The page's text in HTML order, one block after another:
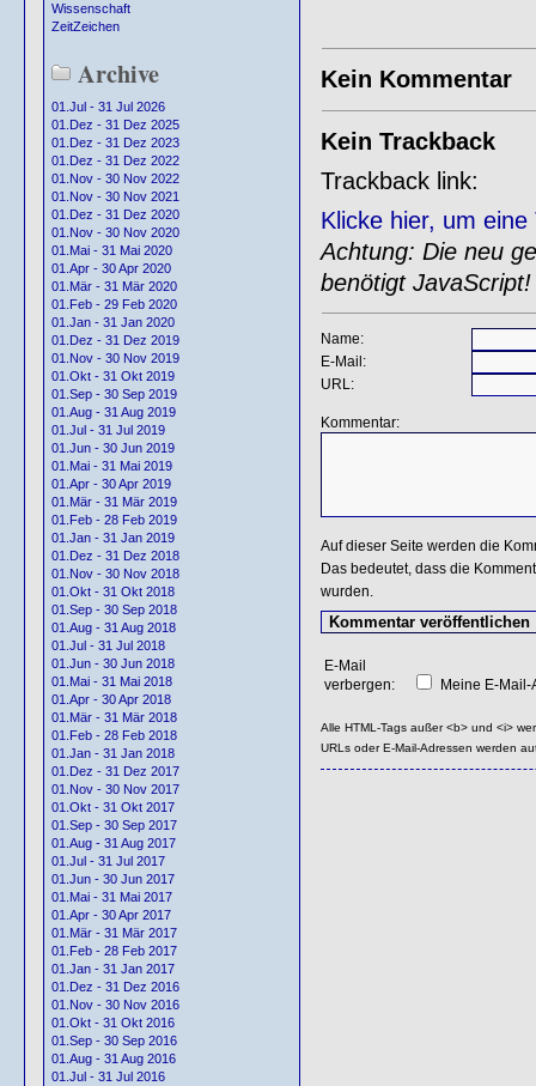
Wissenschaft
ZeitZeichen
Archive
01.Jul - 31 Jul 2026
01.Dez - 31 Dez 2025
01.Dez - 31 Dez 2023
01.Dez - 31 Dez 2022
01.Nov - 30 Nov 2022
01.Nov - 30 Nov 2021
01.Dez - 31 Dez 2020
01.Nov - 30 Nov 2020
01.Mai - 31 Mai 2020
01.Apr - 30 Apr 2020
01.Mär - 31 Mär 2020
01.Feb - 29 Feb 2020
01.Jan - 31 Jan 2020
01.Dez - 31 Dez 2019
01.Nov - 30 Nov 2019
01.Okt - 31 Okt 2019
01.Sep - 30 Sep 2019
01.Aug - 31 Aug 2019
01.Jul - 31 Jul 2019
01.Jun - 30 Jun 2019
01.Mai - 31 Mai 2019
01.Apr - 30 Apr 2019
01.Mär - 31 Mär 2019
01.Feb - 28 Feb 2019
01.Jan - 31 Jan 2019
01.Dez - 31 Dez 2018
01.Nov - 30 Nov 2018
01.Okt - 31 Okt 2018
01.Sep - 30 Sep 2018
01.Aug - 31 Aug 2018
01.Jul - 31 Jul 2018
01.Jun - 30 Jun 2018
01.Mai - 31 Mai 2018
01.Apr - 30 Apr 2018
01.Mär - 31 Mär 2018
01.Feb - 28 Feb 2018
01.Jan - 31 Jan 2018
01.Dez - 31 Dez 2017
01.Nov - 30 Nov 2017
01.Okt - 31 Okt 2017
01.Sep - 30 Sep 2017
01.Aug - 31 Aug 2017
01.Jul - 31 Jul 2017
01.Jun - 30 Jun 2017
01.Mai - 31 Mai 2017
01.Apr - 30 Apr 2017
01.Mär - 31 Mär 2017
01.Feb - 28 Feb 2017
01.Jan - 31 Jan 2017
01.Dez - 31 Dez 2016
01.Nov - 30 Nov 2016
01.Okt - 31 Okt 2016
01.Sep - 30 Sep 2016
01.Aug - 31 Aug 2016
01.Jul - 31 Jul 2016
Kein Kommentar
Kein Trackback
Trackback link:
Klicke hier, um
Achtung: Die neu
benötigt JavaScript!
Name:
E-Mail:
URL:
Kommentar:
Auf dieser Seite werden die
Das bedeutet, dass die
wurden.
E-Mail
verbergen:
Meine E-
Alle HTML-Tags außer <b> und <i>
URLs oder E-Mail-Adressen werden